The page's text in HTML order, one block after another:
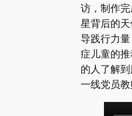
访，制作
星背后的
导践行力
症儿童的
的人了解
一线党员教